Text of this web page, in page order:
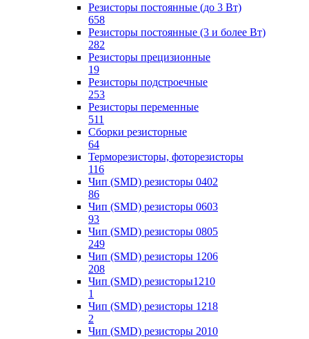
Резисторы постоянные (до 3 Вт)
658
Резисторы постоянные (3 и более Вт)
282
Резисторы прецизионные
19
Резисторы подстроечные
253
Резисторы переменные
511
Сборки резисторные
64
Терморезисторы, фоторезисторы
116
Чип (SMD) резисторы 0402
86
Чип (SMD) резисторы 0603
93
Чип (SMD) резисторы 0805
249
Чип (SMD) резисторы 1206
208
Чип (SMD) резисторы1210
1
Чип (SMD) резисторы 1218
2
Чип (SMD) резисторы 2010